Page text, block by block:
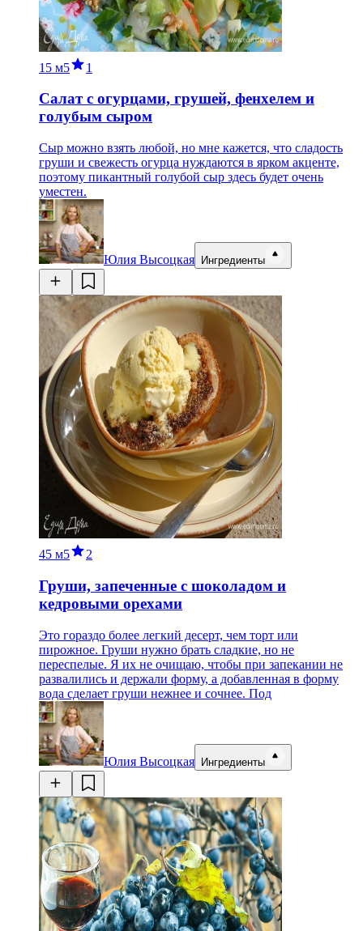
15 м5 1
Салат с огурцами, грушей, фенхелем и
голубым сыром
Сыр можно взять любой, но мне кажется, что сладость
груши и свежесть огурца нуждаются в ярком акценте,
поэтому пикантный голубой сыр здесь будет очень
уместен.
Юлия Высоцкая Ингредиенты
45 м5 2
Груши, запеченные с шоколадом и
кедровыми орехами
Это гораздо более легкий десерт, чем торт или
пирожное. Груши нужно брать сладкие, но не
переспелые. Я их не очищаю, чтобы при запекании не
развалились и держали форму, а добавленная в форму
вода сделает груши нежнее и сочнее. Под
Юлия Высоцкая Ингредиенты